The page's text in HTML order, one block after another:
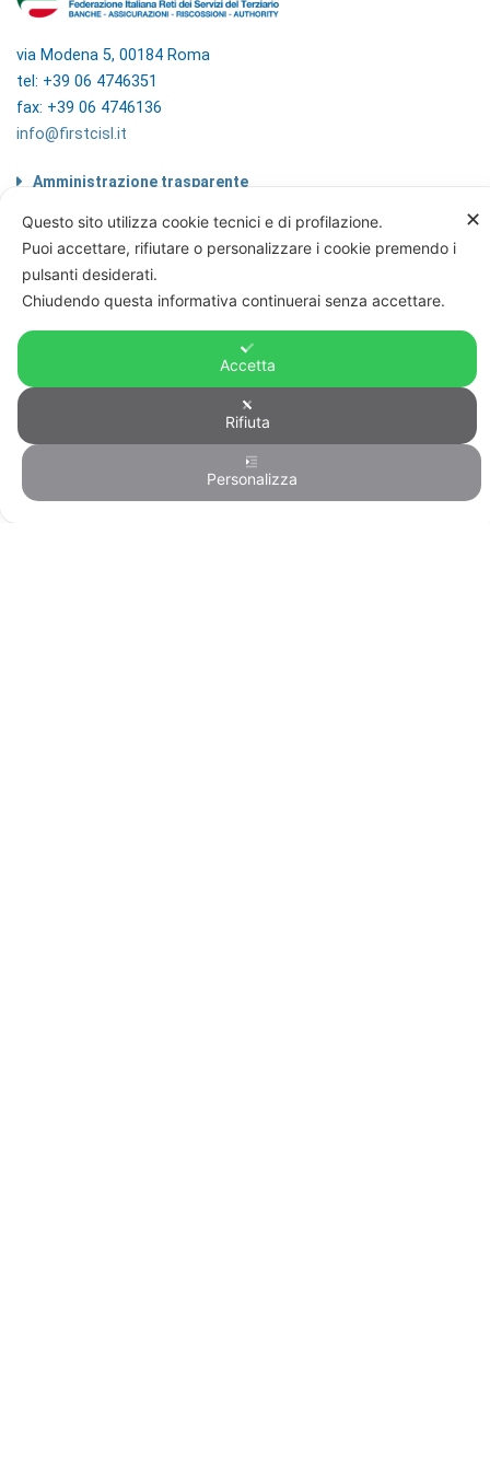
via Modena 5, 00184 Roma
tel: +39 06 4746351
fax: +39 06 4746136
info@firstcisl.it
Amministrazione trasparente
Note legali
Informazioni sul trattamento di dati
personali
Privacy & Cookie Policy
© FIRST CISL - C.F. 80122130588
✕
Questo sito utilizza cookie tecnici e di profilazione.
Puoi accettare, rifiutare o personalizzare i cookie premendo i
pulsanti desiderati.
Chiudendo questa informativa continuerai senza accettare.
Accetta
Rifiuta
Personalizza